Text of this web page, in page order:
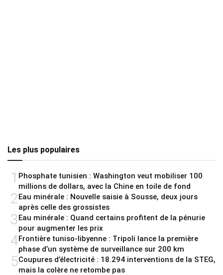
Les plus populaires
1 Phosphate tunisien : Washington veut mobiliser 100
millions de dollars, avec la Chine en toile de fond
2 Eau minérale : Nouvelle saisie à Sousse, deux jours
après celle des grossistes
3Eau minérale : Quand certains profitent de la pénurie
pour augmenter les prix
4Frontière tuniso-libyenne : Tripoli lance la première
phase d’un système de surveillance sur 200 km
5Coupures d’électricité : 18.294 interventions de la STEG,
mais la colère ne retombe pas